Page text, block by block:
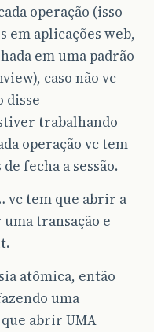
operação (isso
em aplicações web,
em uma padrão
caso não vc
disse
trabalhando
operação vc tem
fecha a sessão.
vc tem que abrir a
transação e
atômica, então
uma
abrir UMA